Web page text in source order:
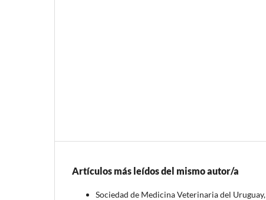
Artículos más leídos del mismo autor/a
Sociedad de Medicina Veterinaria del Uruguay,